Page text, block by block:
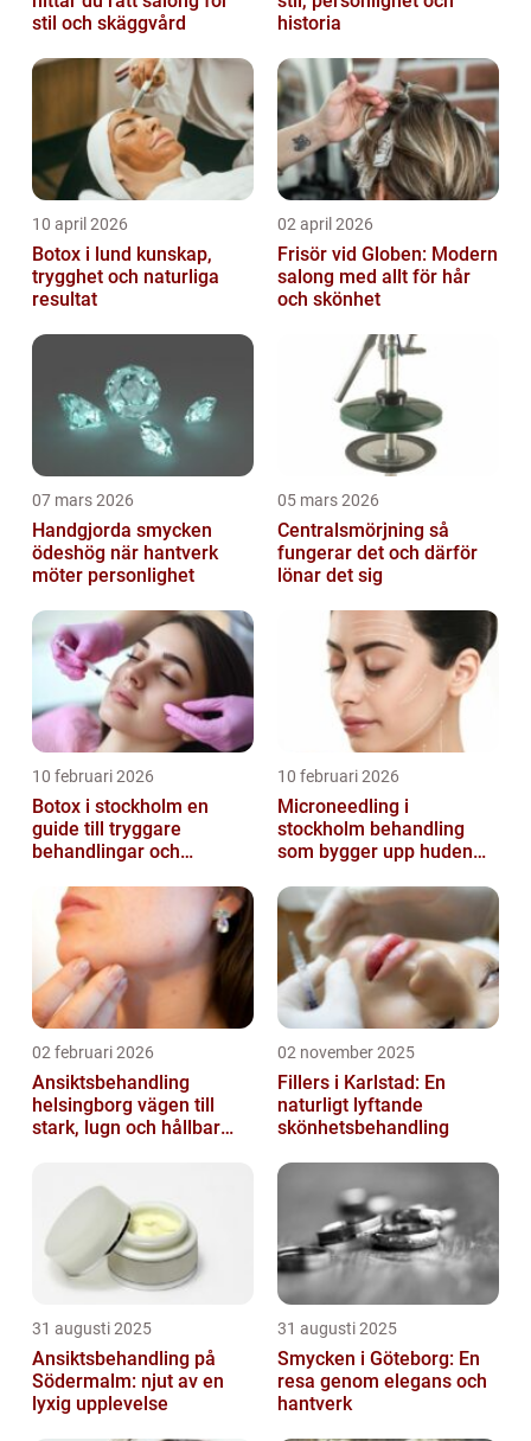
stil och skäggvård
historia
10 april 2026
Botox i lund kunskap,
trygghet och naturliga
resultat
02 april 2026
Frisör vid Globen: Modern
salong med allt för hår
och skönhet
07 mars 2026
Handgjorda smycken
ödeshög när hantverk
möter personlighet
05 mars 2026
Centralsmörjning så
fungerar det och därför
lönar det sig
10 februari 2026
Botox i stockholm en
guide till tryggare
behandlingar och
10 februari 2026
Microneedling i
stockholm behandling
som bygger upp huden
02 februari 2026
Ansiktsbehandling
helsingborg vägen till
stark, lugn och hållbar
02 november 2025
Fillers i Karlstad: En
naturligt lyftande
skönhetsbehandling
31 augusti 2025
Ansiktsbehandling på
Södermalm: njut av en
lyxig upplevelse
31 augusti 2025
Smycken i Göteborg: En
resa genom elegans och
hantverk